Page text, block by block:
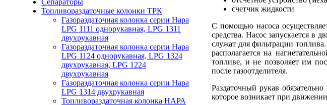
Сепараторы
Топливораздаточные колонки ТРК
Газораздаточная колонка серии Нара
LPG 1111 однорукавная, LPG 1311
двухрукавная
Газораздаточная колонка серии Нара
LPG 1124 однорукавная, LPG 1324
двухрукавная, LPG 1224
двухрукавная
Газораздаточная колонка серии Нара
LPG 1314 двухрукавная
Топливораздаточная колонка НАРА
счетчик жидкости
С помощью насоса
средства. Насос запускается в
служат для фильтрации
располагается на
топливе, и не позволяет им
после газоотделителя.
Раздаточный рукав
которое возникает при